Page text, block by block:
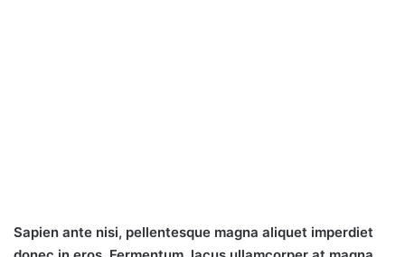
Sapien ante nisi, pellentesque magna aliquet imperdiet